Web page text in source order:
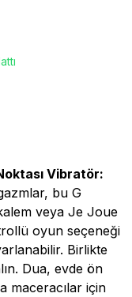
Vibratör:
bu G
veya Je Joue
oyun seçeneği
Birlikte
Dua, evde ön
maceracılar için